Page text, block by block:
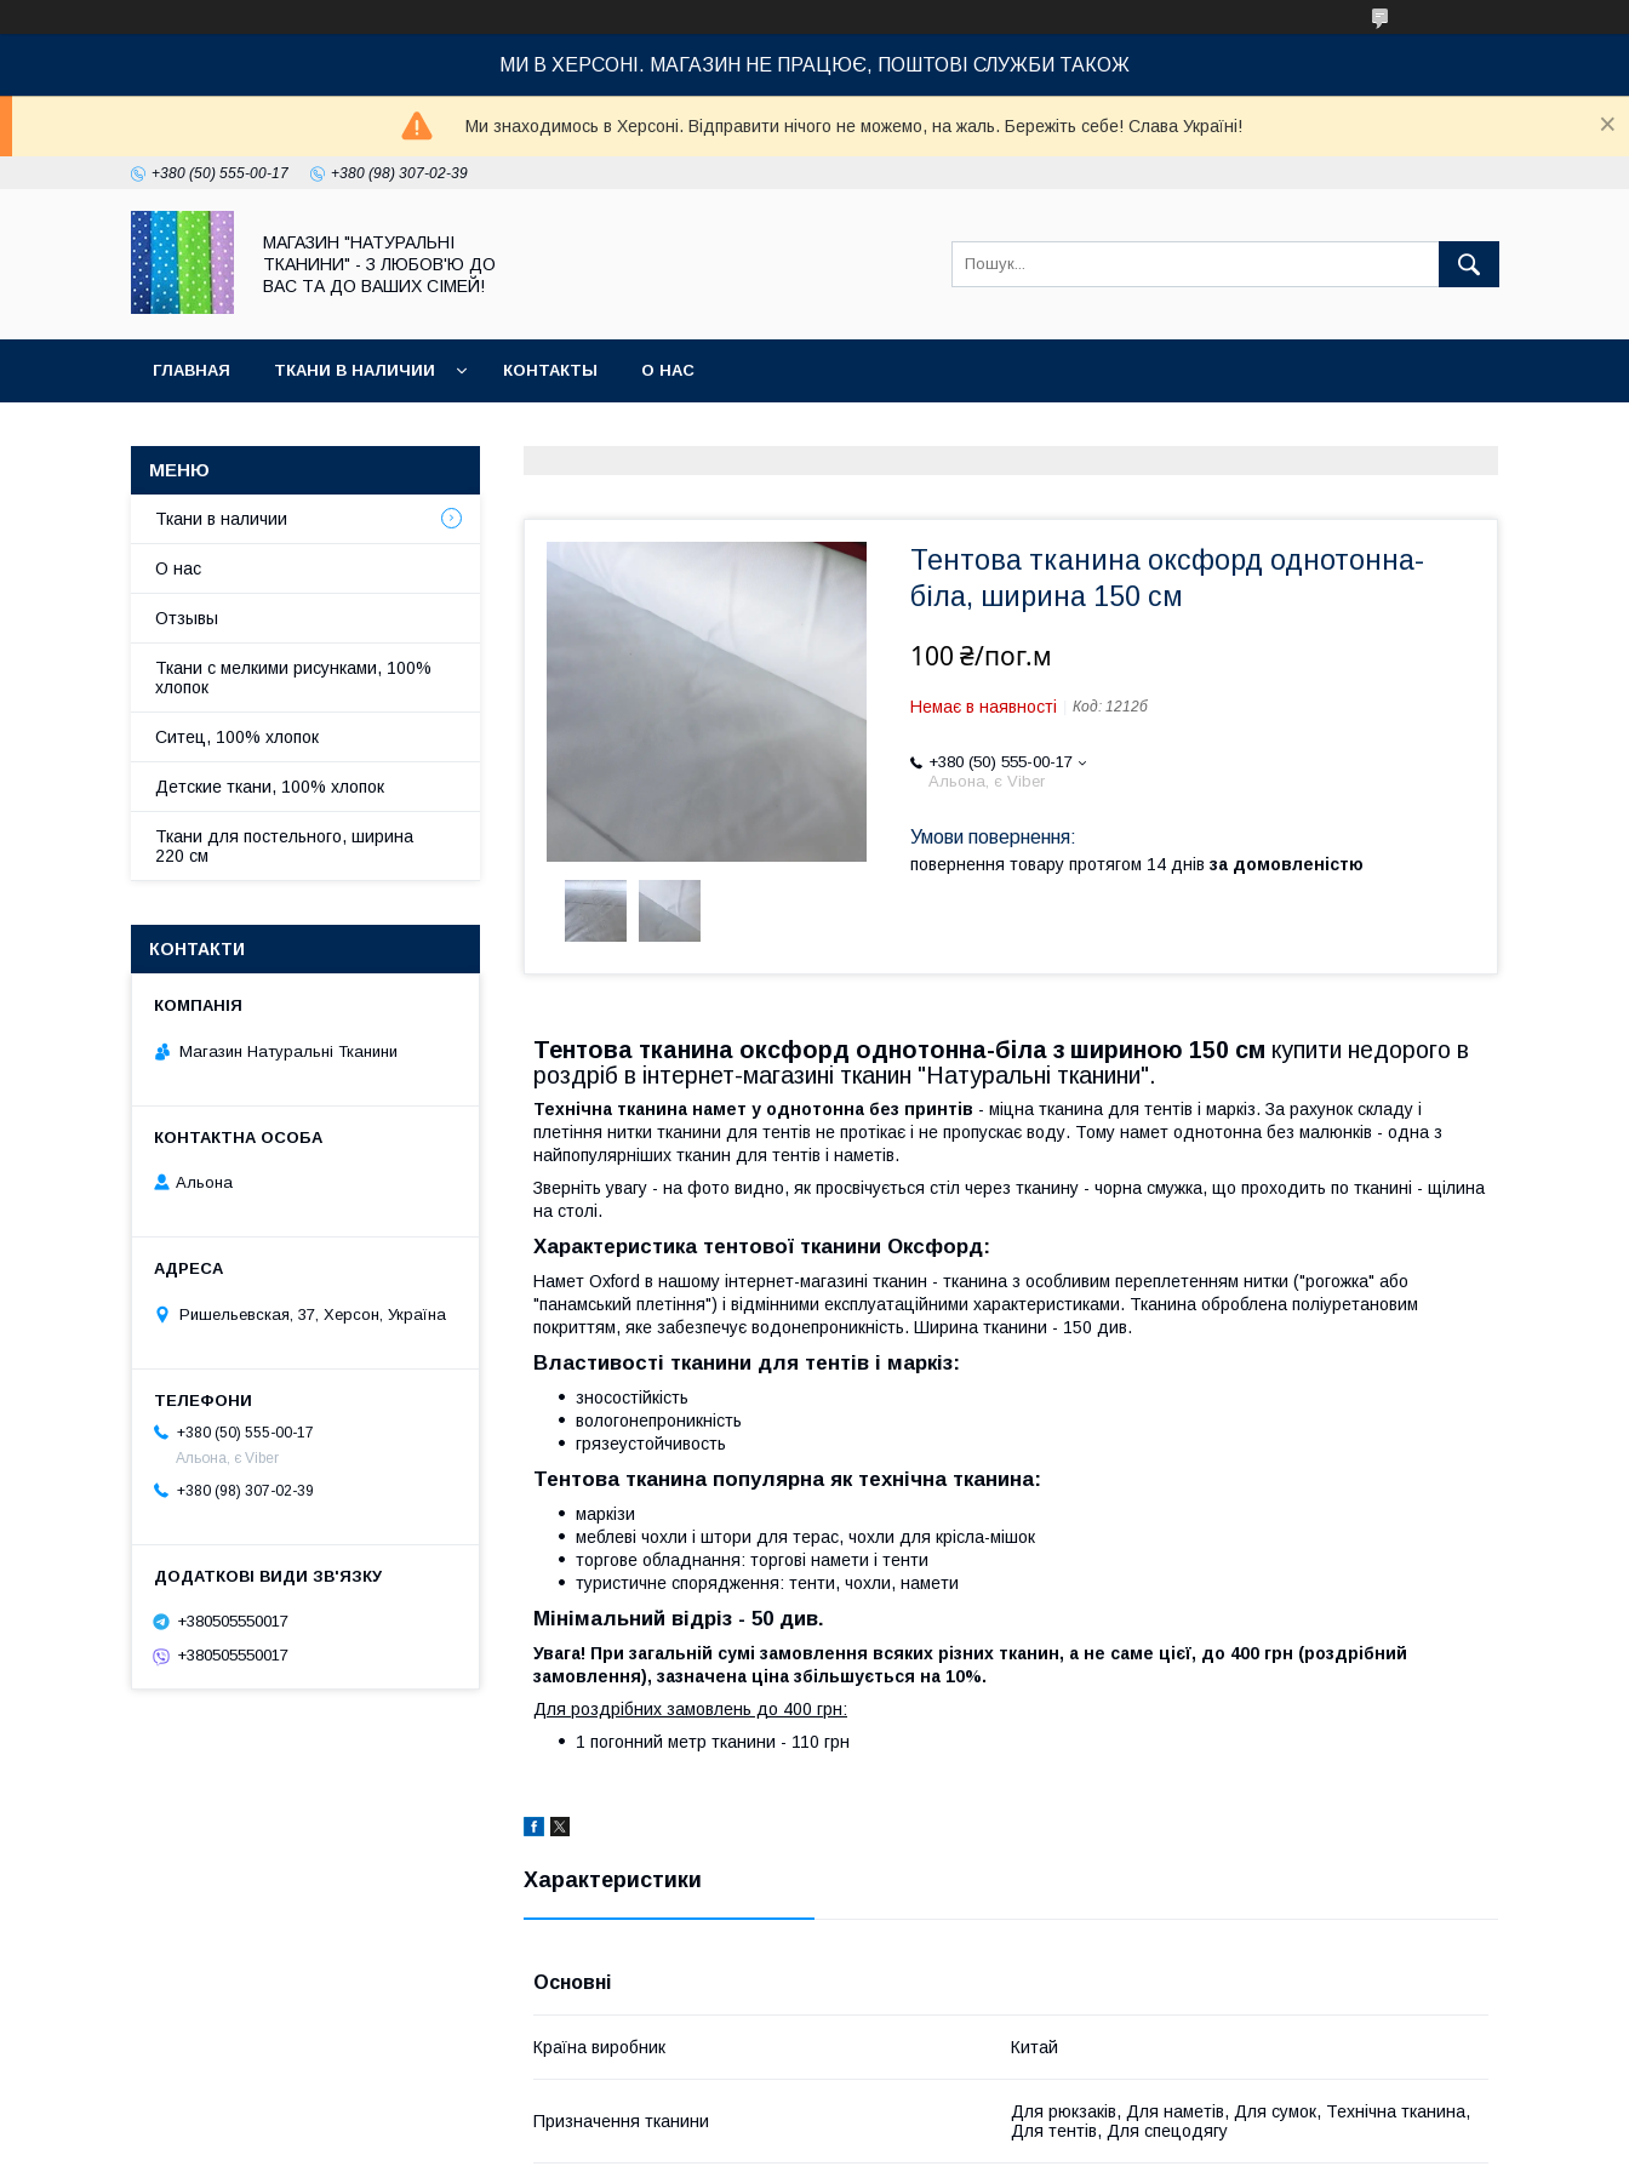
МИ В ХЕРСОНІ. МАГАЗИН НЕ ПРАЦЮЄ, ПОШТОВІ СЛУЖБИ ТАКОЖ
Ми знаходимось в Херсоні. Відправити нічого не можемо, на жаль. Бережіть себе! Слава Україні!
+380 (50) 555-00-17 +380 (98) 307-02-39
МАГАЗИН "НАТУРАЛЬНІ
ТКАНИНИ" - З ЛЮБОВ'Ю ДО
ВАС ТА ДО ВАШИХ СІМЕЙ!
ГЛАВНАЯ ТКАНИ В НАЛИЧИИ КОНТАКТЫ О НАС
Тентова тканина оксфорд однотонна-
біла, ширина 150 см
100 ₴/пог.м
Немає в наявності Код: 1212б
+380 (50) 555-00-17
Альона, є Viber
повернення товару протягом 14 днів за домовленістю
Тентова тканина оксфорд однотонна-біла з шириною 150 см купити недорого в
роздріб в інтернет-магазині тканин "Натуральні тканини".
Технічна тканина намет у однотонна без принтів - міцна тканина для тентів і маркіз. За рахунок складу і
плетіння нитки тканини для тентів не протікає і не пропускає воду. Тому намет однотонна без малюнків - одна з
найпопулярніших тканин для тентів і наметів.
Зверніть увагу - на фото видно, як просвічується стіл через тканину - чорна смужка, що проходить по тканині - щілина
на столі.
Характеристика тентової тканини Оксфорд:
Намет Oxford в нашому інтернет-магазині тканин - тканина з особливим переплетенням нитки ("рогожка" або
"панамський плетіння") і відмінними експлуатаційними характеристиками. Тканина оброблена поліуретановим
покриттям, яке забезпечує водонепроникність. Ширина тканини - 150 див.
Властивості тканини для тентів і маркіз:
зносостійкість
вологонепроникність
грязеустойчивость
Тентова тканина популярна як технічна тканина:
маркізи
меблеві чохли і штори для терас, чохли для крісла-мішок
торгове обладнання: торгові намети і тенти
туристичне спорядження: тенти, чохли, намети
Мінімальний відріз - 50 див.
Увага! При загальній сумі замовлення всяких різних тканин, а не саме цієї, до 400 грн (роздрібний
замовлення), зазначена ціна збільшується на 10%.
Для роздрібних замовлень до 400 грн:
1 погонний метр тканини - 110 грн
Характеристики
Основні
Країна виробник Китай
Призначення тканини
Для рюкзаків, Для наметів, Для сумок, Технічна тканина,
Для тентів, Для спецодягу
Ткани в наличии
О нас
Отзывы
Ткани с мелкими рисунками, 100%
хлопок
Ситец, 100% хлопок
Детские ткани, 100% хлопок
Ткани для постельного, ширина
220 см
КОНТАКТИ
Магазин Натуральні Тканини
Альона
Ришельевская, 37, Херсон, Україна
+380 (50) 555-00-17
Альона, є Viber
+380 (98) 307-02-39
+380505550017
+380505550017